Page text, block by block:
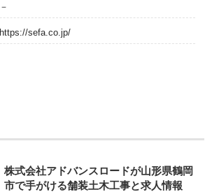
－
https://sefa.co.jp/
株式会社アドバンスロードが山形県鶴岡
市で手がける舗装土木工事と求人情報